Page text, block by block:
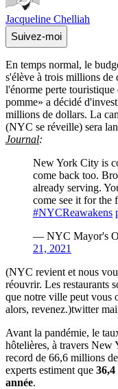
Jacqueline Chelliah
Suivez-moi
En temps normal, le
s'élève à trois millions de
l'énorme perte touristique
pomme» a décidé
millions de dollars. La
(NYC se réveille) sera
Journal:
New York City is
come back too.
already serving.
come see it for the
#NYCReawakens
— NYC Mayor's
21, 2021
(NYC revient et nous
réouvrir. Les restaurants
que notre ville peut vous
alors, revenez.)twitter
Avant la pandémie, le
hôtelières, à travers New
record de 66,6 millions
experts estiment que
année.